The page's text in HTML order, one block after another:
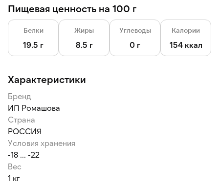
котлет, запекать в горшочках, варить, тушить, жарить или
готовить на гриле. Для получения более мягкой
консистенции мясо предварительно маринуют.
Пищевая ценность на 100 г
Белки
19.5 г
Жиры
8.5 г
Углеводы
0 г
Калории
154 ккал
Характеристики
Бренд
ИП Ромашова
Страна
РОССИЯ
Условия хранения
-18 ... -22
Вес
1 кг